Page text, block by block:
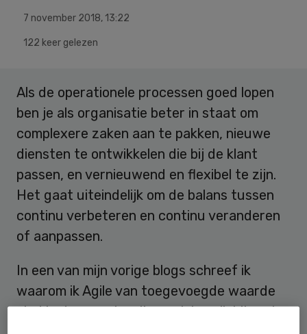
7 november 2018, 13:22
122 keer gelezen
Als de operationele processen goed lopen
ben je als organisatie beter in staat om
complexere zaken aan te pakken, nieuwe
diensten te ontwikkelen die bij de klant
passen, en vernieuwend en flexibel te zijn.
Het gaat uiteindelijk om de balans tussen
continu verbeteren en continu veranderen
of aanpassen.
In een van mijn vorige blogs schreef ik
waarom ik Agile van toegevoegde waarde
vind in de zorg. In mijn werk kom ik bij veel